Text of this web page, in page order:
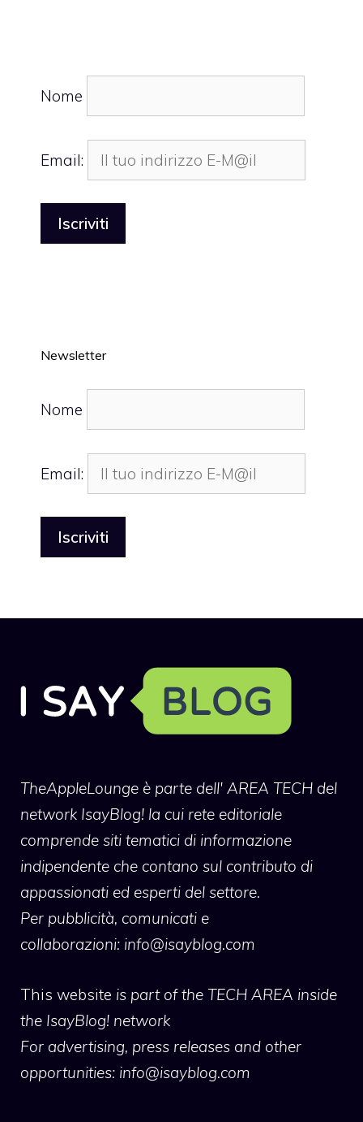
Nome
Email:
Newsletter
Nome
Email:
TheAppleLounge è parte dell' AREA TECH del
network IsayBlog! la cui rete editoriale
comprende siti tematici di informazione
indipendente che contano sul contributo di
appassionati ed esperti del settore.
Per pubblicità, comunicati e
collaborazioni: info@isayblog.com
This website is part of the TECH AREA inside
the IsayBlog! network
For advertising, press releases and other
opportunities: info@isayblog.com